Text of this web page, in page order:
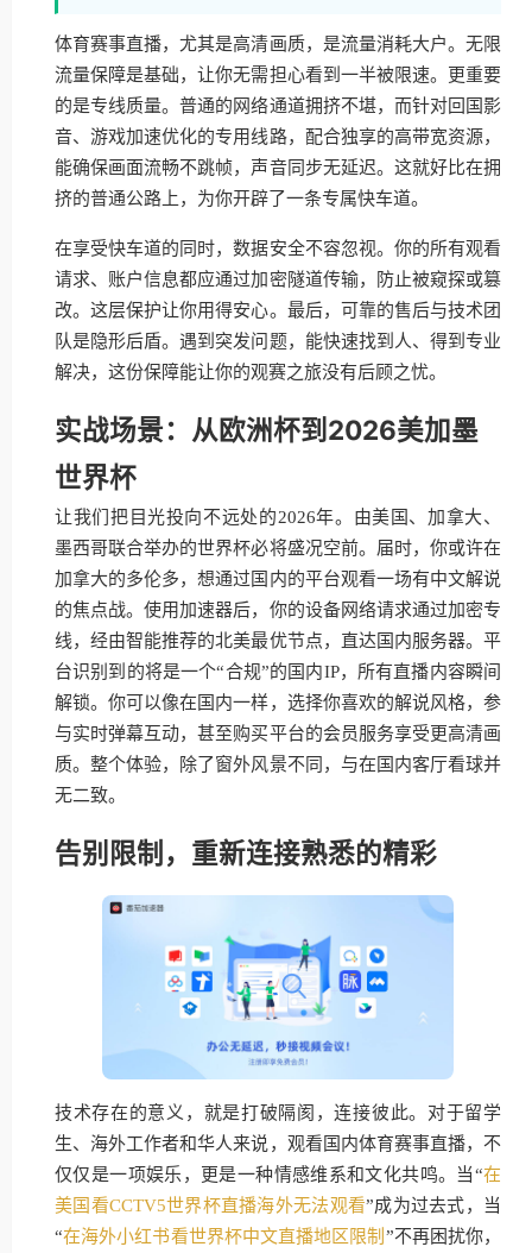
体育赛事直播，尤其是高清画质，是流量消耗大户。无限
流量保障是基础，让你无需担心看到一半被限速。更重要
的是专线质量。普通的网络通道拥挤不堪，而针对回国影
音、游戏加速优化的专用线路，配合独享的高带宽资源，
能确保画面流畅不跳帧，声音同步无延迟。这就好比在拥
挤的普通公路上，为你开辟了一条专属快车道。
在享受快车道的同时，数据安全不容忽视。你的所有观看
请求、账户信息都应通过加密隧道传输，防止被窥探或篡
改。这层保护让你用得安心。最后，可靠的售后与技术团
队是隐形后盾。遇到突发问题，能快速找到人、得到专业
解决，这份保障能让你的观赛之旅没有后顾之忧。
实战场景：从欧洲杯到2026美加墨
世界杯
让我们把目光投向不远处的2026年。由美国、加拿大、
墨西哥联合举办的世界杯必将盛况空前。届时，你或许在
加拿大的多伦多，想通过国内的平台观看一场有中文解说
的焦点战。使用加速器后，你的设备网络请求通过加密专
线，经由智能推荐的北美最优节点，直达国内服务器。平
台识别到的将是一个“合规”的国内IP，所有直播内容瞬间
解锁。你可以像在国内一样，选择你喜欢的解说风格，参
与实时弹幕互动，甚至购买平台的会员服务享受更高清画
质。整个体验，除了窗外风景不同，与在国内客厅看球并
无二致。
告别限制，重新连接熟悉的精彩
技术存在的意义，就是打破隔阂，连接彼此。对于留学
生、海外工作者和华人来说，观看国内体育赛事直播，不
仅仅是一项娱乐，更是一种情感维系和文化共鸣。当“在
美国看CCTV5世界杯直播海外无法观看”成为过去式，当
“在海外小红书看世界杯中文直播地区限制 ”不再困扰你，